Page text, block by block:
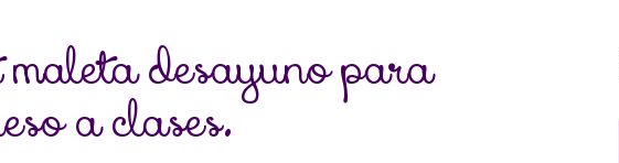
desayuno para
a clases.